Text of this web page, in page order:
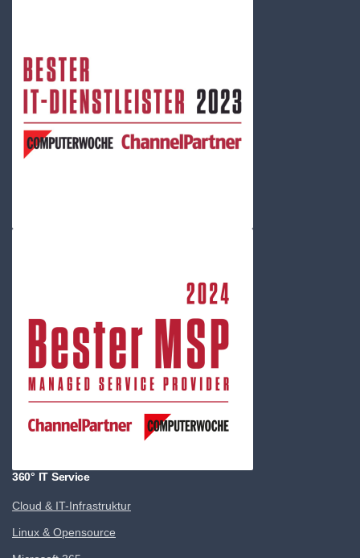
360° IT Service
Cloud & IT-Infrastruktur
Linux & Opensource